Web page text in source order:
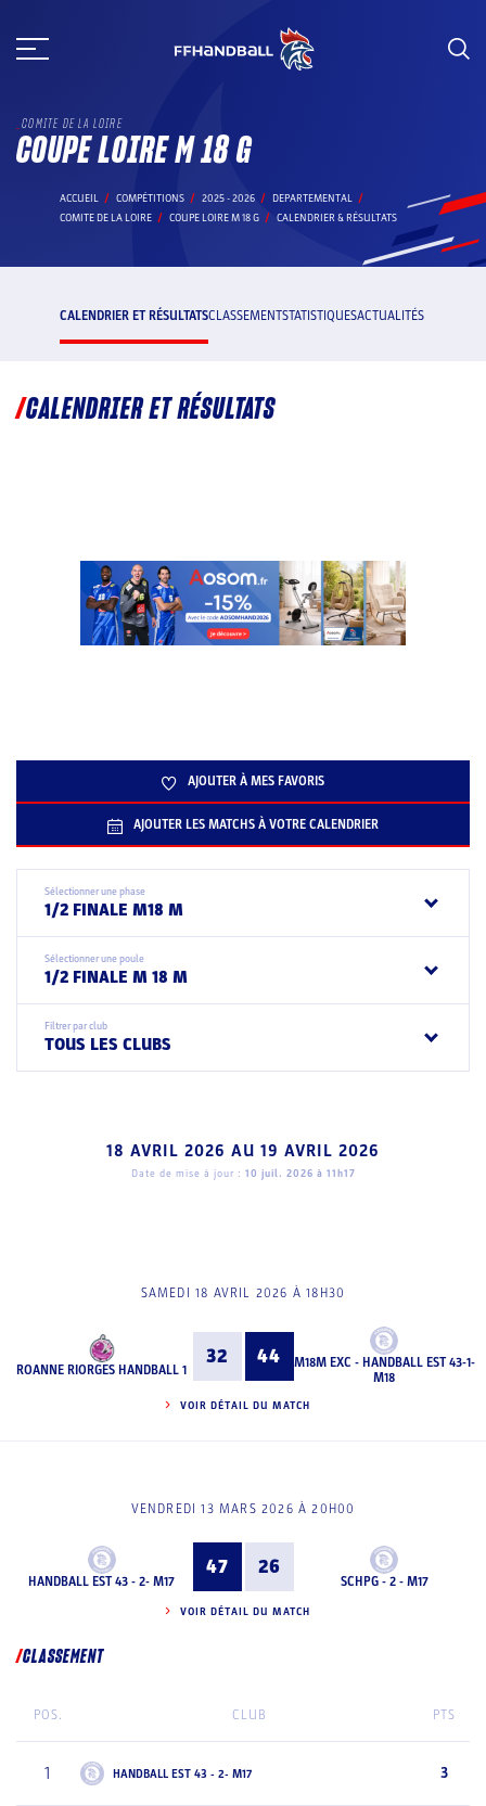
au
COMITE DE LA LOIRE
COUPE LOIRE M 18 G
ACCUEIL COMPÉTITIONS 2025 - 2026
DEPARTEMENTAL
COMITE DE LA LOIRE
COUPE LOIRE M 18 G CALENDRIER & RÉSULTATS
CALENDRIER ET RÉSULTATSCLASSEMENTSTATISTIQUESACTUALITÉS
CALENDRIER ET RÉSULTATS
AJOUTER À MES FAVORIS
AJOUTER LES MATCHS À VOTRE CALENDRIER
Sélectionner une phase
1/2 FINALE M18 M
Sélectionner une poule
1/2 FINALE M 18 M
Filtrer par club
TOUS LES CLUBS
18 AVRIL 2026 AU 19 AVRIL 2026
Date de mise à jour : 10 juil. 2026 à 11h17
SAMEDI 18 AVRIL 2026 À 18H30
ROANNE RIORGES HANDBALL 1
32 44
M18M EXC - HANDBALL EST 43-1-
M18
VOIR DÉTAIL DU MATCH
VENDREDI 13 MARS 2026 À 20H00
HANDBALL EST 43 - 2- M17
47 26
SCHPG - 2 - M17
VOIR DÉTAIL DU MATCH
CLASSEMENT
POS. CLUB PTS
1 HANDBALL EST 43 - 2- M17 3